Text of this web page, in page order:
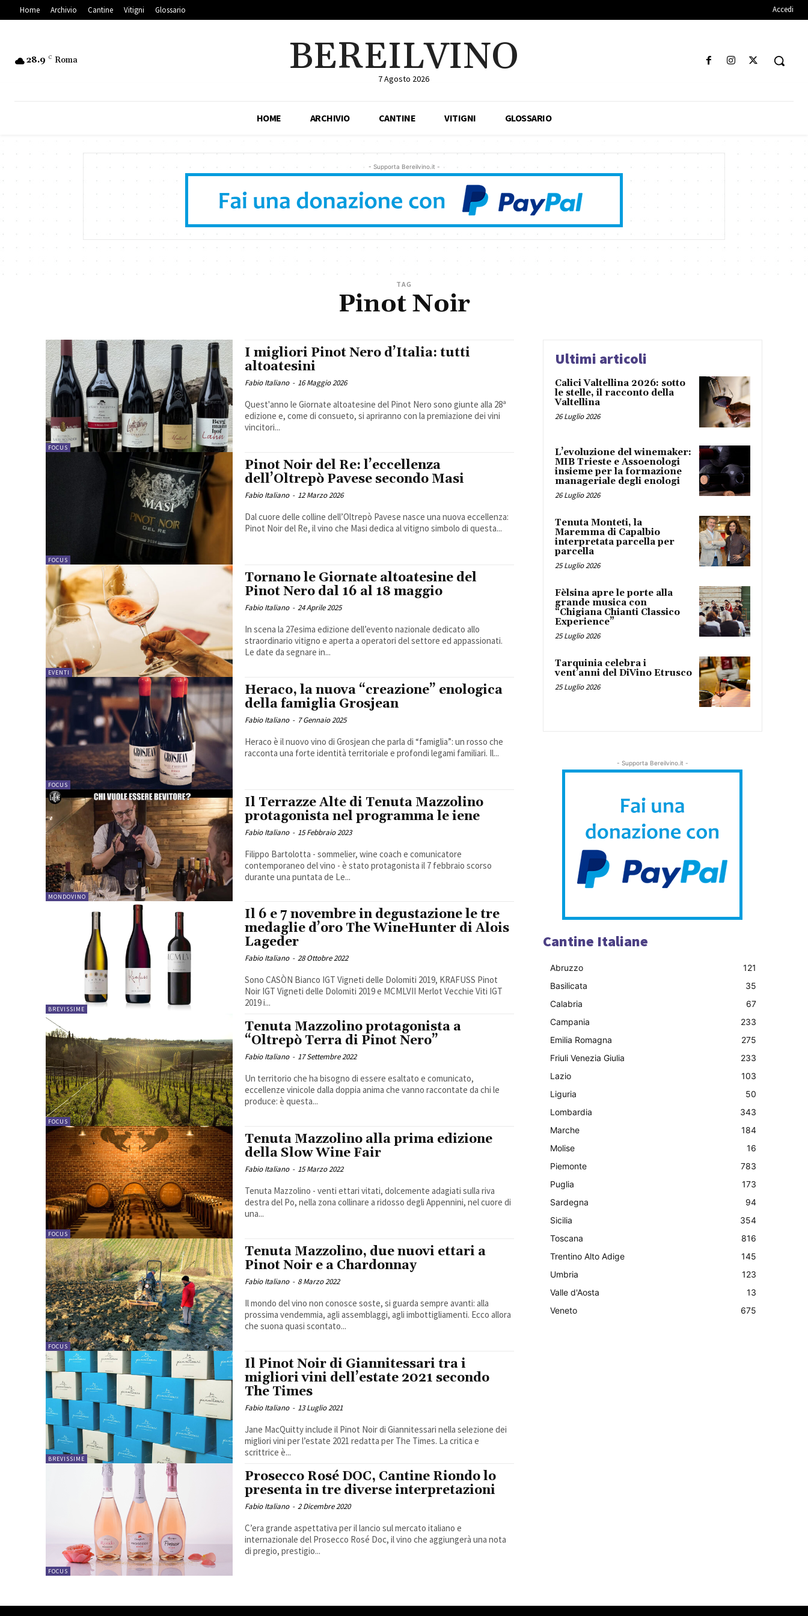
Home Archivio Cantine Vitigni Glossario Accedi
28.9 C Roma BEREILVINO
7 Agosto 2026
HOME ARCHIVIO CANTINE VITIGNI GLOSSARIO
- Supporta Bereilvino.it -
TAG
Pinot Noir
FOCUS
I migliori Pinot Nero d’Italia: tutti
altoatesini
Fabio Italiano - 16 Maggio 2026
Quest'anno le Giornate altoatesine del Pinot Nero sono giunte alla 28ª
edizione e, come di consueto, si apriranno con la premiazione dei vini
vincitori...
FOCUS
Pinot Noir del Re: l’eccellenza
dell’Oltrepò Pavese secondo Masi
Fabio Italiano - 12 Marzo 2026
Dal cuore delle colline dell’Oltrepò Pavese nasce una nuova eccellenza:
Pinot Noir del Re, il vino che Masi dedica al vitigno simbolo di questa...
EVENTI
Tornano le Giornate altoatesine del
Pinot Nero dal 16 al 18 maggio
Fabio Italiano - 24 Aprile 2025
In scena la 27esima edizione dell’evento nazionale dedicato allo
straordinario vitigno e aperta a operatori del settore ed appassionati.
Le date da segnare in...
FOCUS
Heraco, la nuova “creazione” enologica
della famiglia Grosjean
Fabio Italiano - 7 Gennaio 2025
Heraco è il nuovo vino di Grosjean che parla di “famiglia”: un rosso che
racconta una forte identità territoriale e profondi legami familiari. Il...
MONDOVINO
Il Terrazze Alte di Tenuta Mazzolino
protagonista nel programma le iene
Fabio Italiano - 15 Febbraio 2023
Filippo Bartolotta - sommelier, wine coach e comunicatore
contemporaneo del vino - è stato protagonista il 7 febbraio scorso
durante una puntata de Le...
BREVISSIME
Il 6 e 7 novembre in degustazione le tre
medaglie d’oro The WineHunter di Alois
Lageder
Fabio Italiano - 28 Ottobre 2022
Sono CASÒN Bianco IGT Vigneti delle Dolomiti 2019, KRAFUSS Pinot
Noir IGT Vigneti delle Dolomiti 2019 e MCMLVII Merlot Vecchie Viti IGT
2019 i...
FOCUS
Tenuta Mazzolino protagonista a
“Oltrepò Terra di Pinot Nero”
Fabio Italiano - 17 Settembre 2022
Un territorio che ha bisogno di essere esaltato e comunicato,
eccellenze vinicole dalla doppia anima che vanno raccontate da chi le
produce: è questa...
FOCUS
Tenuta Mazzolino alla prima edizione
della Slow Wine Fair
Fabio Italiano - 15 Marzo 2022
Tenuta Mazzolino - venti ettari vitati, dolcemente adagiati sulla riva
destra del Po, nella zona collinare a ridosso degli Appennini, nel cuore di
una...
FOCUS
Tenuta Mazzolino, due nuovi ettari a
Pinot Noir e a Chardonnay
Fabio Italiano - 8 Marzo 2022
Il mondo del vino non conosce soste, si guarda sempre avanti: alla
prossima vendemmia, agli assemblaggi, agli imbottigliamenti. Ecco allora
che suona quasi scontato...
BREVISSIME
Il Pinot Noir di Giannitessari tra i
migliori vini dell’estate 2021 secondo
The Times
Fabio Italiano - 13 Luglio 2021
Jane MacQuitty include il Pinot Noir di Giannitessari nella selezione dei
migliori vini per l’estate 2021 redatta per The Times. La critica e
scrittrice è...
FOCUS
Prosecco Rosé DOC, Cantine Riondo lo
presenta in tre diverse interpretazioni
Fabio Italiano - 2 Dicembre 2020
C’era grande aspettativa per il lancio sul mercato italiano e
internazionale del Prosecco Rosé Doc, il vino che aggiungerà una nota
di pregio, prestigio...
Ultimi articoli
Calici Valtellina 2026: sotto
le stelle, il racconto della
Valtellina
26 Luglio 2026
L’evoluzione del winemaker:
MIB Trieste e Assoenologi
insieme per la formazione
manageriale degli enologi
26 Luglio 2026
Tenuta Monteti, la
Maremma di Capalbio
interpretata parcella per
parcella
25 Luglio 2026
Fèlsina apre le porte alla
grande musica con
“Chigiana Chianti Classico
Experience”
25 Luglio 2026
Tarquinia celebra i
vent’anni del DiVino Etrusco
25 Luglio 2026
- Supporta Bereilvino.it -
Cantine Italiane
Abruzzo
121
Basilicata
35
Calabria
67
Campania
233
Emilia Romagna
275
Friuli Venezia Giulia
233
Lazio
103
Liguria
50
Lombardia
343
Marche
184
Molise
16
Piemonte
783
Puglia
173
Sardegna
94
Sicilia
354
Toscana
816
Trentino Alto Adige
145
Umbria
123
Valle d'Aosta
13
Veneto
675